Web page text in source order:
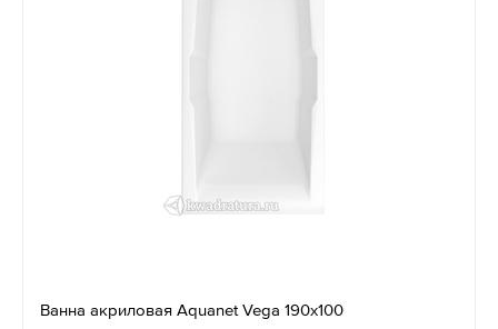
Ванна акриловая Aquanet Vega 190х100